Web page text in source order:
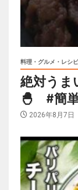
料理・グルメ・レシピ
絶対うま
🐣 #簡
2026年8月7日